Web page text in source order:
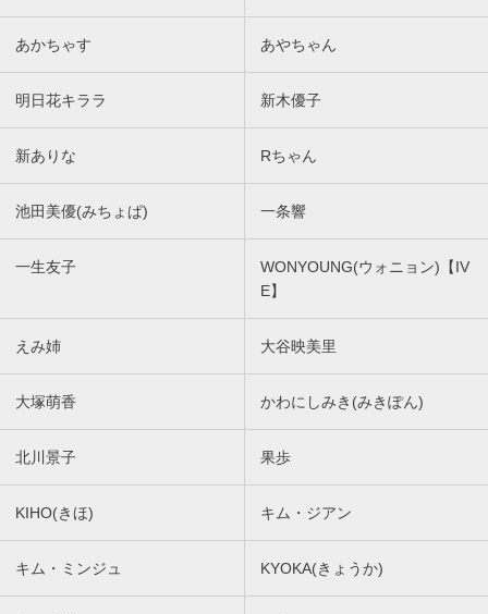
あかちゃす あやちゃん
明日花キララ 新木優子
新ありな Rちゃん
池田美優(みちょぱ) 一条響
一生友子
WONYOUNG(ウォニョン)【IV
E】
えみ姉 大谷映美里
大塚萌香 かわにしみき(みきぽん)
北川景子 果歩
KIHO(きほ) キム・ジアン
キム・ミンジュ KYOKA(きょうか)